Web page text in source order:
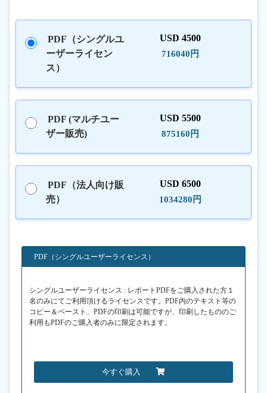
PDF（シングルユ
ーザーライセン
ス）
USD 4500
716040円
PDF (マルチユー
ザー販売)
USD 5500
875160円
PDF（法人向け販
売）
USD 6500
1034280円
PDF（シングルユーザーライセンス）
シングルユーザーライセンス : レポートPDFをご購入された方１
名のみにてご利用頂けるライセンスです。PDF内のテキスト等の
コピー＆ペースト、PDFの印刷は可能ですが、印刷したもののご
利用もPDFのご購入者のみに限定されます。
今すぐ購入